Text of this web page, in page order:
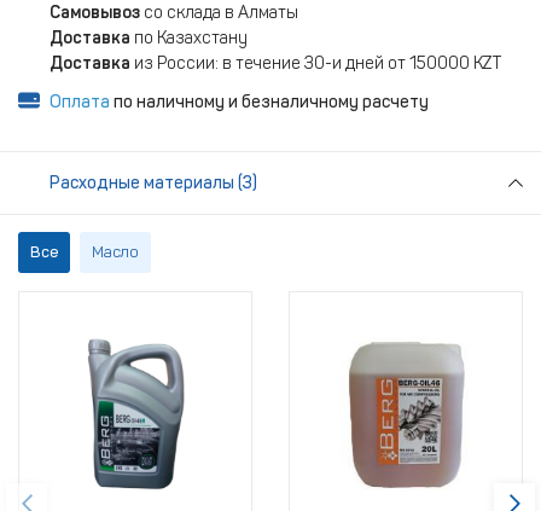
Самовывоз со склада в Алматы
Доставка по Казахстану
Доставка из России: в течение 30-и дней от 150000 KZT
Оплата по наличному и безналичному расчету
Расходные материалы (3)
Все Масло